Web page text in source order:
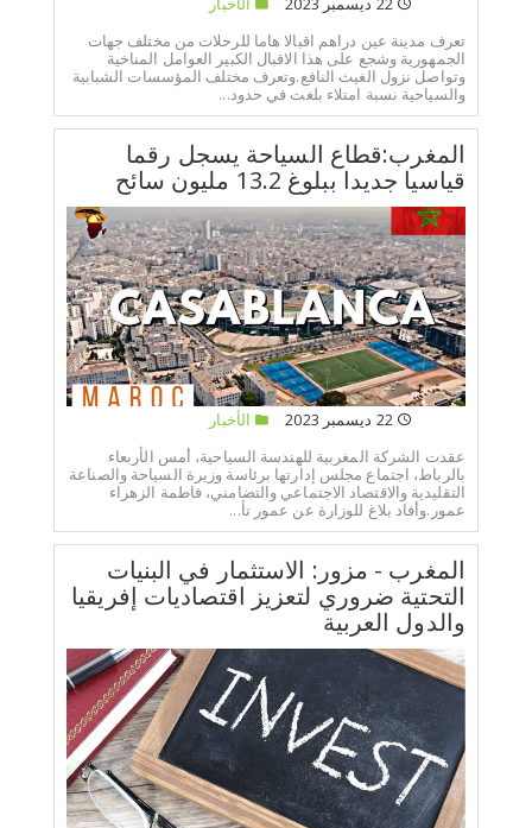
تعرف مدينة عين دراهم اقبالا هاما للرحلات من مختلف جهات
الجمهورية وشجع على هذا الاقبال الكبير العوامل المناخية
وتواصل نزول الغيث النافع.وتعرف مختلف المؤسسات الشبابية
والسياحية نسبة امتلاء بلغت في حدود...
المغرب:قطاع السياحة يسجل رقما
قياسيا جديدا ببلوغ 13.2 مليون سائح
22 ديسمبر 2023
الأخبار
عقدت الشركة المغربية للهندسة السياحية، أمس الأربعاء
بالرباط، اجتماع مجلس إدارتها برئاسة وزيرة السياحة والصناعة
التقليدية والاقتصاد الاجتماعي والتضامني، فاطمة الزهراء
عمور.وأفاد بلاغ للوزارة عن عمور تأ...
المغرب - مزور: الاستثمار في البنيات
التحتية ضروري لتعزيز اقتصاديات إفريقيا
والدول العربية